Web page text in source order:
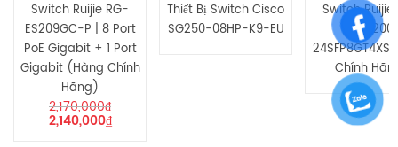
Switch Ruijie RG-
ES209GC-P | 8 Port
PoE Gigabit + 1 Port
Gigabit (Hàng Chính
Hãng)
2,170,000₫
2,140,000₫
Thiết Bị Switch Cisco
SG250-08HP-K9-EU
Switch Ruijie
Chính